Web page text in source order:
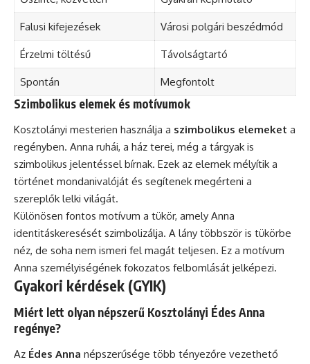
Falusi kifejezések Városi polgári beszédmód
Érzelmi töltésű Távolságtartó
Spontán Megfontolt
Szimbolikus elemek és motívumok
Kosztolányi mesterien használja a szimbolikus elemeket a
regényben. Anna ruhái, a ház terei, még a tárgyak is
szimbolikus jelentéssel bírnak. Ezek az elemek mélyítik a
történet mondanivalóját és segítenek megérteni a
szereplők lelki világát.
Különösen fontos motívum a tükör, amely Anna
identitáskeresését szimbolizálja. A lány többször is tükörbe
néz, de soha nem ismeri fel magát teljesen. Ez a motívum
Anna személyiségének fokozatos felbomlását jelképezi.
Gyakori kérdések (GYIK)
Miért lett olyan népszerű Kosztolányi Édes Anna
regénye?
Az Édes Anna népszerűsége több tényezőre vezethető